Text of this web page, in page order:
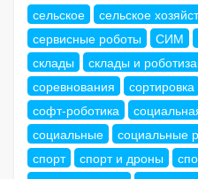
сельское
сельское
сервисные роботы
СИМ
склады
склады и
соревнования
сортировка
софт-роботика
социальные
социальные
спорт
спорт и дроны